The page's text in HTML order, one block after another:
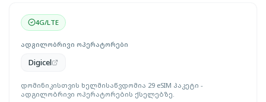
4G/LTE
ადგილობრივი ოპერატორები
Digicel
დომინიკისთვის ხელმისაწვდომია 29 eSIM პაკეტი -
ადგილობრივი ოპერატორების ქსელებზე.